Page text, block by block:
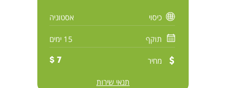
כיסוי אסטוניה
תוקף 15 ימים
מחיר 7 $
תנאי שירות